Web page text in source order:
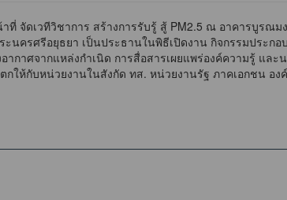
จัดเวทีวิชาการ สร้างการรับรู้ สู้ PM2.5 ณ อาคารบูรณ
ครศรีอยุธยา เป็นประธานในพิธีเปิดงาน กิจกรรมประกอ
กาศจากแหล่งกำเนิด การสื่อสารเผยแพร่องค์ความรู้ แล
ห้กับหน่วยงานในสังกัด ทส. หน่วยงานรัฐ ภาคเอกชน อ